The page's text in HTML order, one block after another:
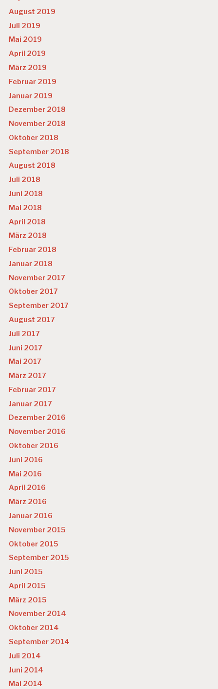
August 2019
Juli 2019
Mai 2019
April 2019
März 2019
Februar 2019
Januar 2019
Dezember 2018
November 2018
Oktober 2018
September 2018
August 2018
Juli 2018
Juni 2018
Mai 2018
April 2018
März 2018
Februar 2018
Januar 2018
November 2017
Oktober 2017
September 2017
August 2017
Juli 2017
Juni 2017
Mai 2017
März 2017
Februar 2017
Januar 2017
Dezember 2016
November 2016
Oktober 2016
Juni 2016
Mai 2016
April 2016
März 2016
Januar 2016
November 2015
Oktober 2015
September 2015
Juni 2015
April 2015
März 2015
November 2014
Oktober 2014
September 2014
Juli 2014
Juni 2014
Mai 2014